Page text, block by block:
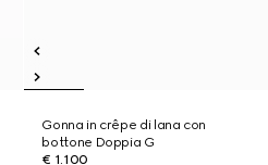
Gonna in crêpe di lana con
bottone Doppia G
€ 1.100